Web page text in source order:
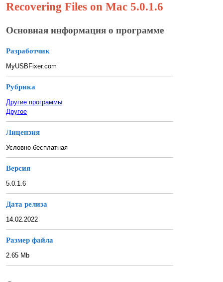
Recovering Files on Mac 5.0.1.6
Основная информация о программе
Разработчик
MyUSBFixer.com
Рубрика
Другие программы
Другое
Лицензия
Условно-бесплатная
Версия
5.0.1.6
Дата релиза
14.02.2022
Размер файла
2.65 Mb